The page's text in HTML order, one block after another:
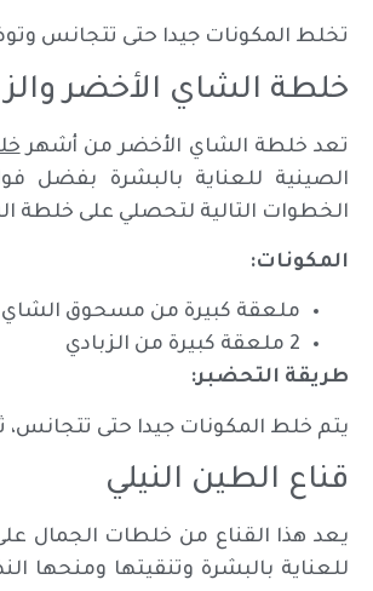
تخلط المكونات جيدا حتى تتجانس وتوضع على الوجه لمدة 10 دقائق،
خلطة الشاي الأخضر
تعد خلطة الشاي الأخضر من أشهر
الصينية للعناية بالبشرة بفضل
الخطوات التالية لتحصلي على خلطة
المكونات:
ملعقة كبيرة من مسحوق الشاي
2 ملعقة كبيرة من الزبادي
طريقة التحضبر:
يتم خلط المكونات جيدا حتى تتجانس، ثم
قناع الطين النيلي
يعد هذا القناع من خلطات الجمال
للعناية بالبشرة وتنقيتها ومنحها